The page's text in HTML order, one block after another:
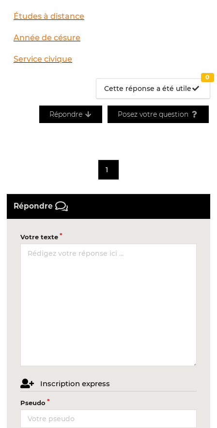
Études à distance
Année de césure
Service civique
Cette réponse a été utile
0
Répondre Posez votre question
1
Répondre
Votre texte
Inscription express
Pseudo